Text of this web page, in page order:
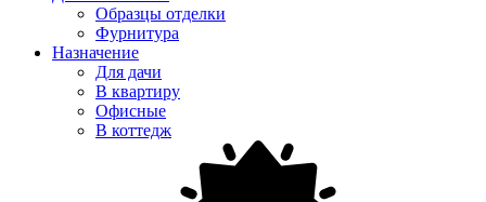
Образцы отделки
Фурнитура
Назначение
Для дачи
В квартиру
Офисные
В коттедж